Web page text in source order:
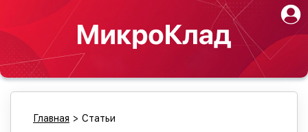
Главная > Статьи